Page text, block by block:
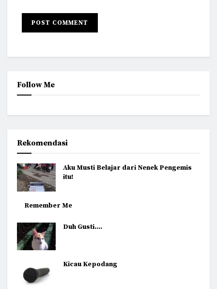
Follow Me
Rekomendasi
Aku Musti Belajar dari Nenek Pengemis
itu!
Remember Me
Duh Gusti….
Kicau Kepodang